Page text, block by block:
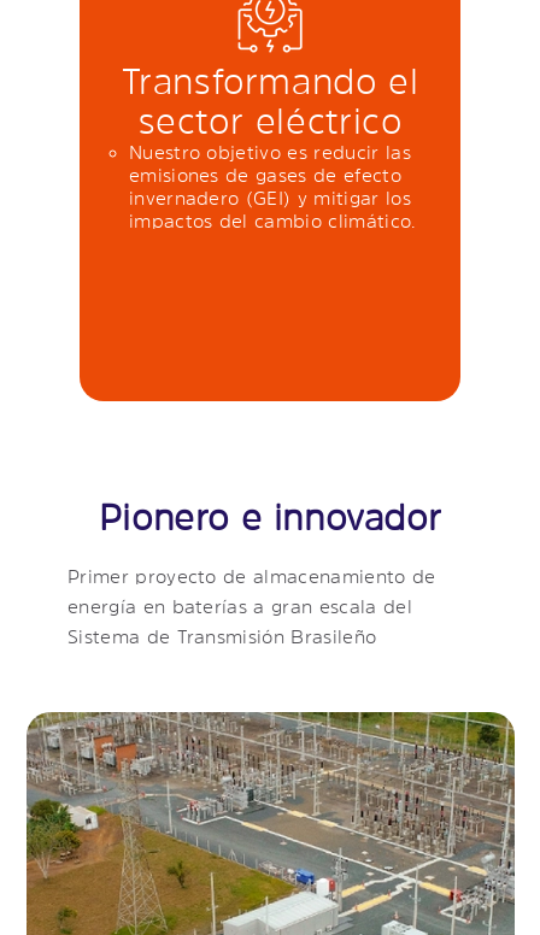
Transformando el
sector eléctrico
Nuestro objetivo es reducir las
emisiones de gases de efecto
invernadero (GEI) y mitigar los
impactos del cambio climático.
Pionero e innovador
Primer proyecto de almacenamiento de
energía en baterías a gran escala del
Sistema de Transmisión Brasileño